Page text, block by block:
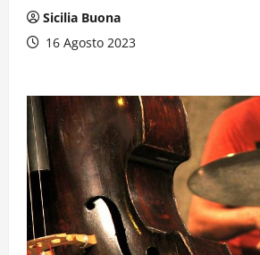
Sicilia Buona
16 Agosto 2023